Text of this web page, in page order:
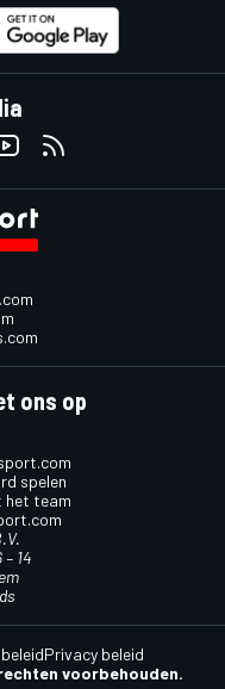
ons op
spelen
het team
14
voorbehouden.
Privacy beleid